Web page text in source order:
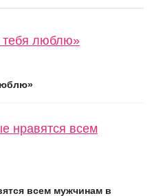
всем мужчинам в